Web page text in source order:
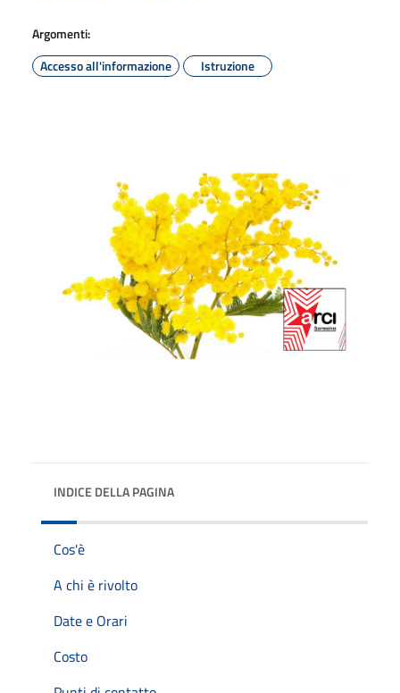
Argomenti:
Accesso all'informazione
Istruzione
INDICE DELLA PAGINA
Cos'è
A chi è rivolto
Date e Orari
Costo